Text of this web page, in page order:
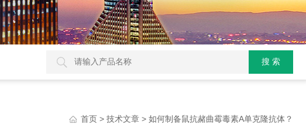
首页 > 技术文章 > 如何制备鼠抗赭曲霉毒素A单克隆抗体？